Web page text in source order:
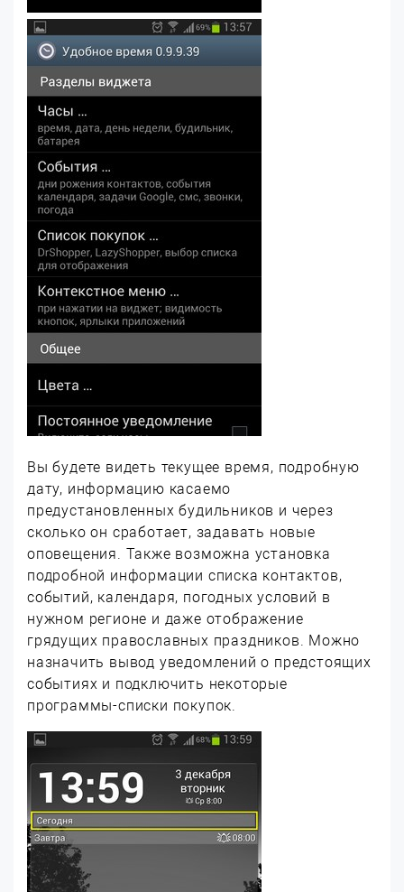
Вы будете видеть текущее время, подробную
дату, информацию касаемо
предустановленных будильников и через
сколько он сработает, задавать новые
оповещения. Также возможна установка
подробной информации списка контактов,
событий, календаря, погодных условий в
нужном регионе и даже отображение
грядущих православных праздников. Можно
назначить вывод уведомлений о предстоящих
событиях и подключить некоторые
программы-списки покупок.